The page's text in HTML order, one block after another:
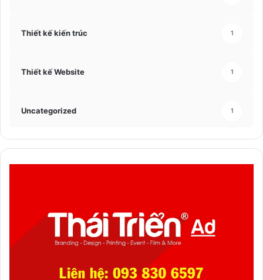
Thiết kế kiến trúc 1
Thiết kế Website 1
Uncategorized 1